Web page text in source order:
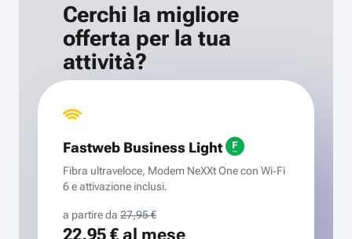
Cerchi la migliore
offerta per la tua
attività?
Fastweb Business Light
Fibra ultraveloce, Modem NeXXt One con Wi‑Fi
6 e attivazione inclusi.
a partire da 27,95 €
22,95 €al mese